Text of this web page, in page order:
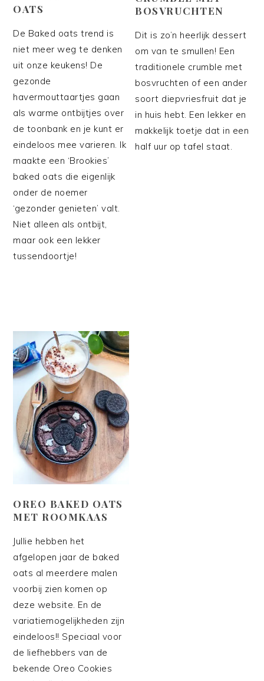
OATS
De Baked oats trend is
niet meer weg te denken
uit onze keukens! De
gezonde
havermouttaartjes gaan
als warme ontbijtjes over
de toonbank en je kunt er
eindeloos mee varieren. Ik
maakte een ‘Brookies’
baked oats die eigenlijk
onder de noemer
‘gezonder genieten’ valt.
Niet alleen als ontbijt,
maar ook een lekker
tussendoortje!
BOSVRUCHTEN
Dit is zo’n heerlijk dessert
om van te smullen! Een
traditionele crumble met
bosvruchten of een ander
soort diepvriesfruit dat je
in huis hebt. Een lekker en
makkelijk toetje dat in een
half uur op tafel staat.
OREO BAKED OATS
MET ROOMKAAS
Jullie hebben het
afgelopen jaar de baked
oats al meerdere malen
voorbij zien komen op
deze website. En de
variatiemogelijkheden zijn
eindeloos!! Speciaal voor
de liefhebbers van de
bekende Oreo Cookies